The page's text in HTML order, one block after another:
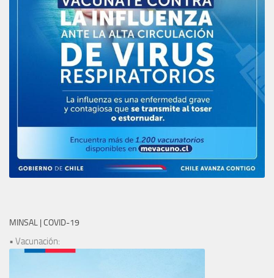
MINSAL | COVID-19
• Vacunación: